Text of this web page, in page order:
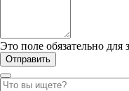
Это поле обязательно для